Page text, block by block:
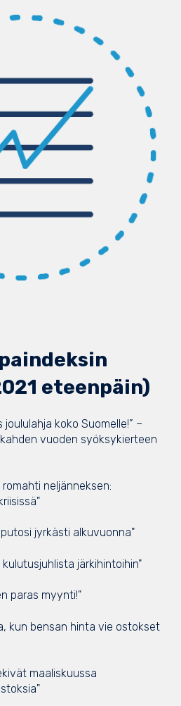
eteenpäin)
joululahja koko Suomelle!” –
vuoden syöksykierteen
neljänneksen:
jyrkästi alkuvuonna"
järkihintoihin"
paras myynti!"
kun bensan hinta vie ostokset
maaliskuussa